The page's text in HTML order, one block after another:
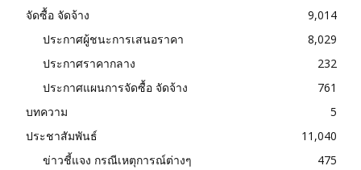
จัดซื้อ จัดจ้าง
9,014
ประกาศผู้ชนะการเสนอราคา
8,029
ประกาศราคากลาง
232
ประกาศแผนการจัดซื้อ จัดจ้าง
761
บทความ
5
ประชาสัมพันธ์
11,040
ข่าวชี้แจง กรณีเหตุการณ์ต่างๆ
475